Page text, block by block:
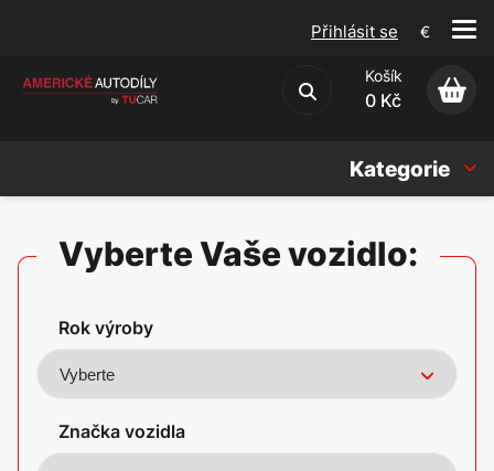
Obchodní podmínky
Přihlásit se €
Košík
0 Kč
Kategorie
Americké vozy
Vyberte Vaše vozidlo:
Rok výroby
Značka vozidla